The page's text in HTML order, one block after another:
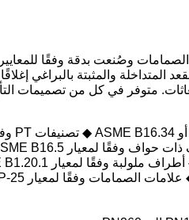
والمثبتة بالبراغي
متوفر في كل من تصميمات